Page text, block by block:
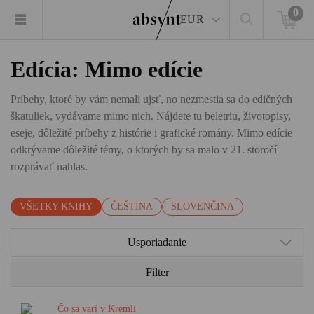
EUR
0
Edícia: Mimo edície
Príbehy, ktoré by vám nemali ujsť, no nezmestia sa do edičných
škatuliek, vydávame mimo nich. Nájdete tu beletriu, životopisy,
eseje, dôležité príbehy z histórie i grafické romány. Mimo edície
odkrývame dôležité témy, o ktorých by sa malo v 21. storočí
rozprávať nahlas.
VŠETKY KNIHY ČEŠTINA SLOVENČINA
Usporiadanie
Filter